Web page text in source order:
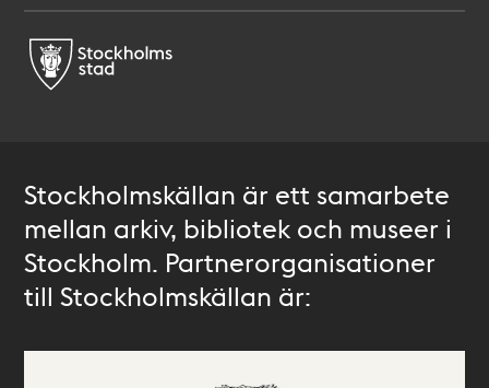
Stockholmskällan är ett samarbete
mellan arkiv, bibliotek och museer i
Stockholm. Partnerorganisationer
till Stockholmskällan är: